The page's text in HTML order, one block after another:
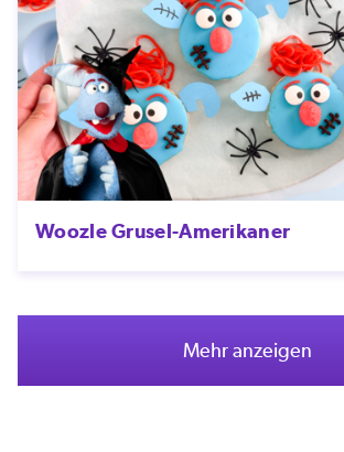
Woozle Grusel-Amerikaner
Mehr anzeigen